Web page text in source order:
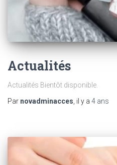
Actualités
Actualités Bientôt disponible.
Par novadminacces, il y a 4 ans